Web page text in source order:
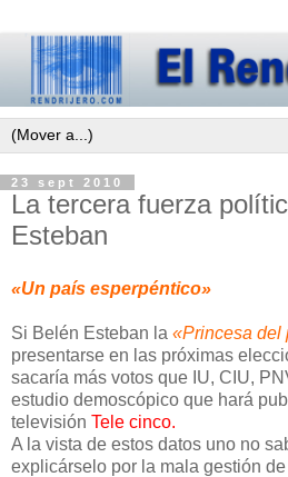
23 sept 2010
La tercera fuerza
Esteban
«Un país esperpéntico»
Si Belén Esteban la «Princesa del
presentarse en las próximas
sacaría más votos que IU, CIU,
estudio demoscópico que hará
televisión Tele cinco.
A la vista de estos datos uno no
explicárselo por la mala gestión